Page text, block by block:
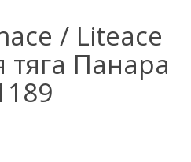
/ Liteace
тяга Панара